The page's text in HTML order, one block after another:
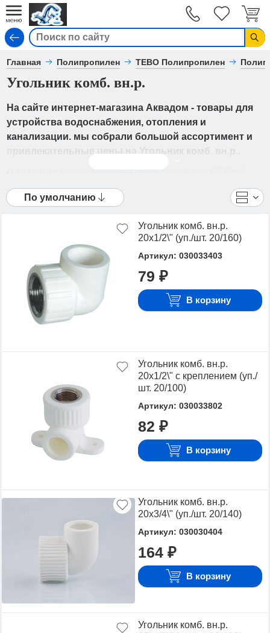
Главная Полипропилен TEBO Полипропилен
Угольник комб. вн.р.
На сайте интернет-магазина Аквадом - товары для
устройства водоснабжения, отопления и
канализации. мы собрали большой ассортимент и
В каталоге представлены Полипропилен БЕЛЫЙ
- Угольник комб. вн.р. от ведущих мировых
производителей. Вы можете ознакомиться с
покупателей, техническими характеристиками, а
также сравнить понравившиеся модели и выбрать
лучшую стоимость.
Для того чтобы купить Угольник комб. вн.р.,
достаточно оформить заявку на сайте или
связаться с консультантом в режиме on-line.
По умолчанию
Угольник комб. вн.р.
20х1/2\" (уп./шт. 20/160)
Артикул: 030033403
79 ₽
В корзину
Угольник комб. вн.р.
20х1/2\" с креплением (уп./
шт. 20/100)
Артикул: 030033802
82 ₽
В корзину
Угольник комб. вн.р.
20х3/4\" (уп./шт. 20/140)
Артикул: 030030404
164 ₽
В корзину
Угольник комб. вн.р.